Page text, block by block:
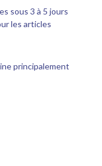
sous 3 à 5 jours
les articles
principalement